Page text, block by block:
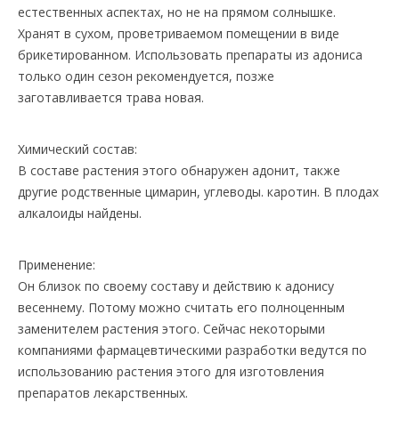
естественных аспектах, но не на прямом солнышке.
Хранят в сухом, проветриваемом помещении в виде
брикетированном. Использовать препараты из адониса
только один сезон рекомендуется, позже
заготавливается трава новая.
Химический состав:
В составе растения этого обнаружен адонит, также
другие родственные цимарин, углеводы. каротин. В плодах
алкалоиды найдены.
Применение:
Он близок по своему составу и действию к адонису
весеннему. Потому можно считать его полноценным
заменителем растения этого. Сейчас некоторыми
компаниями фармацевтическими разработки ведутся по
использованию растения этого для изготовления
препаратов лекарственных.